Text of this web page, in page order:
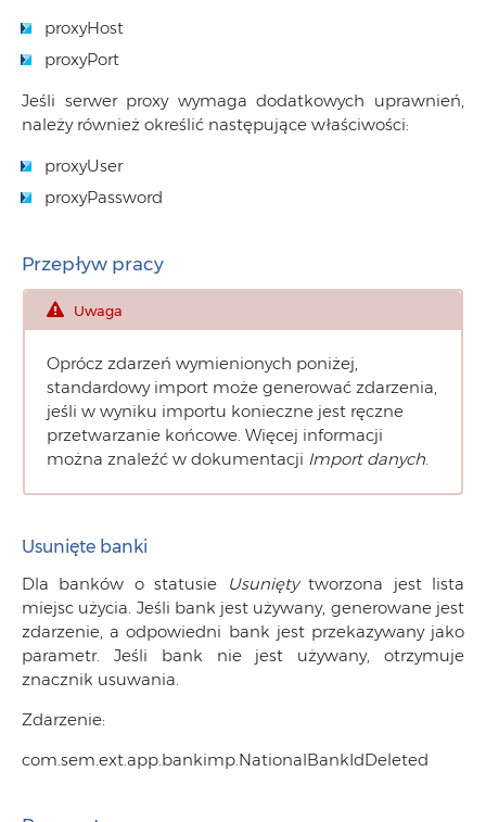
proxyHost
proxyPort
Jeśli serwer proxy wymaga dodatkowych uprawnień,
należy również określić następujące właściwości:
proxyUser
proxyPassword
Przepływ pracy
Uwaga
Oprócz zdarzeń wymienionych poniżej,
standardowy import może generować zdarzenia,
jeśli w wyniku importu konieczne jest ręczne
przetwarzanie końcowe. Więcej informacji
można znaleźć w dokumentacji Import danych.
Usunięte banki
Dla banków o statusie
Usuniętytworzona jest lista
miejsc użycia. Jeśli bank jest używany, generowane jest
zdarzenie, a odpowiedni bank jest przekazywany jako
parametr. Jeśli bank nie jest używany, otrzymuje
znacznik usuwania.
Zdarzenie:
com.sem.ext.app.bankimp.NationalBankIdDeleted